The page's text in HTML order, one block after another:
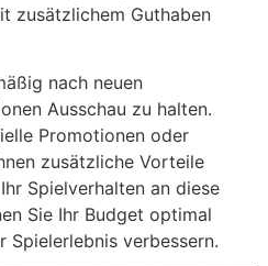
zusätzlichem Guthaben
nach neuen
Ausschau zu halten.
Promotionen oder
zusätzliche Vorteile
Spielverhalten an diese
Sie Ihr Budget optimal
Spielerlebnis verbessern.